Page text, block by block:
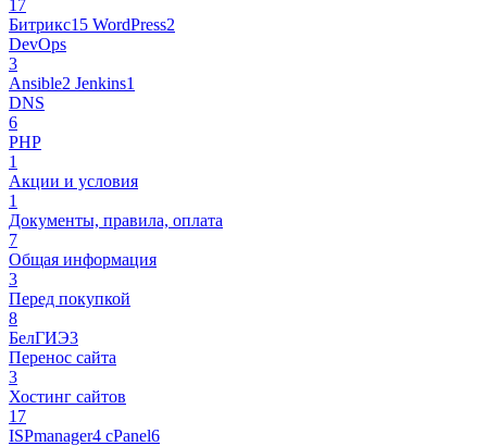
17
Битрикс15 WordPress2
DevOps
3
Ansible2 Jenkins1
DNS
6
PHP
1
Акции и условия
1
Документы, правила, оплата
7
Общая информация
3
Перед покупкой
8
БелГИЭ3
Перенос сайта
3
Хостинг сайтов
17
ISPmanager4 cPanel6